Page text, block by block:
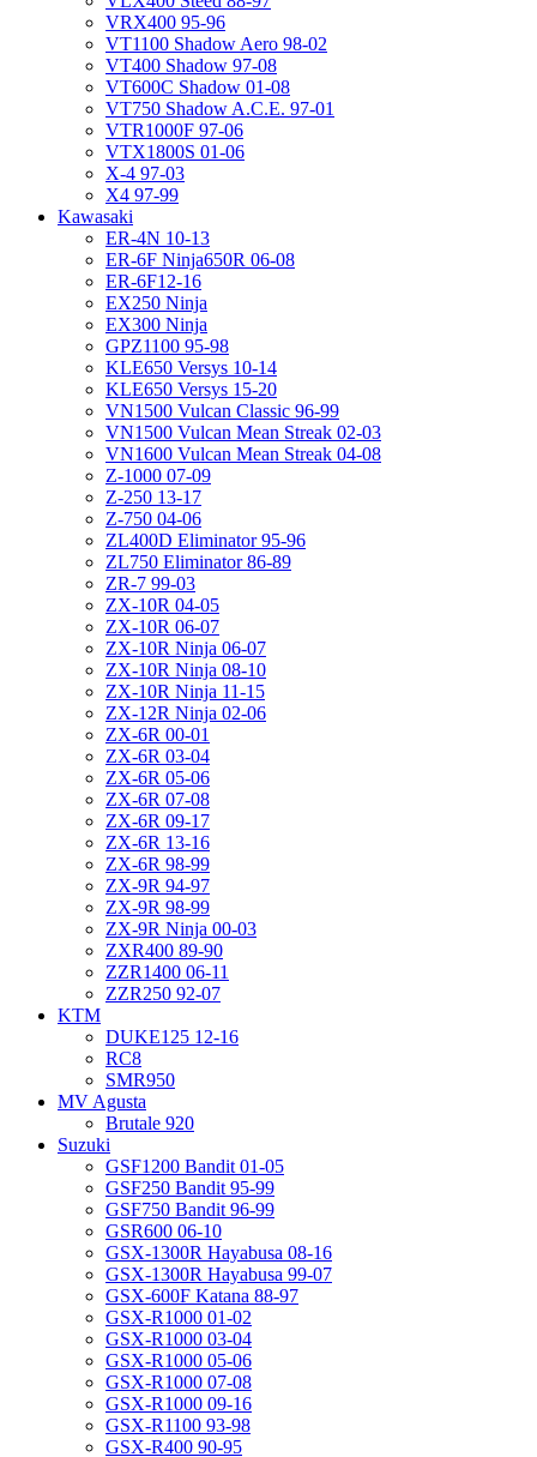
VRX400 95-96
VT1100 Shadow Aero 98-02
VT400 Shadow 97-08
VT600C Shadow 01-08
VT750 Shadow A.C.E. 97-01
VTR1000F 97-06
VTX1800S 01-06
X-4 97-03
X4 97-99
Kawasaki
ER-4N 10-13
ER-6F Ninja650R 06-08
ER-6F12-16
EX250 Ninja
EX300 Ninja
GPZ1100 95-98
KLE650 Versys 10-14
KLE650 Versys 15-20
VN1500 Vulcan Classic 96-99
VN1500 Vulcan Mean Streak 02-03
VN1600 Vulcan Mean Streak 04-08
Z-1000 07-09
Z-250 13-17
Z-750 04-06
ZL400D Eliminator 95-96
ZL750 Eliminator 86-89
ZR-7 99-03
ZX-10R 04-05
ZX-10R 06-07
ZX-10R Ninja 06-07
ZX-10R Ninja 08-10
ZX-10R Ninja 11-15
ZX-12R Ninja 02-06
ZX-6R 00-01
ZX-6R 03-04
ZX-6R 05-06
ZX-6R 07-08
ZX-6R 09-17
ZX-6R 13-16
ZX-6R 98-99
ZX-9R 94-97
ZX-9R 98-99
ZX-9R Ninja 00-03
ZXR400 89-90
ZZR1400 06-11
ZZR250 92-07
KTM
DUKE125 12-16
RC8
SMR950
MV Agusta
Brutale 920
Suzuki
GSF1200 Bandit 01-05
GSF250 Bandit 95-99
GSF750 Bandit 96-99
GSR600 06-10
GSX-1300R Hayabusa 08-16
GSX-1300R Hayabusa 99-07
GSX-600F Katana 88-97
GSX-R1000 01-02
GSX-R1000 03-04
GSX-R1000 05-06
GSX-R1000 07-08
GSX-R1000 09-16
GSX-R1100 93-98
GSX-R400 90-95